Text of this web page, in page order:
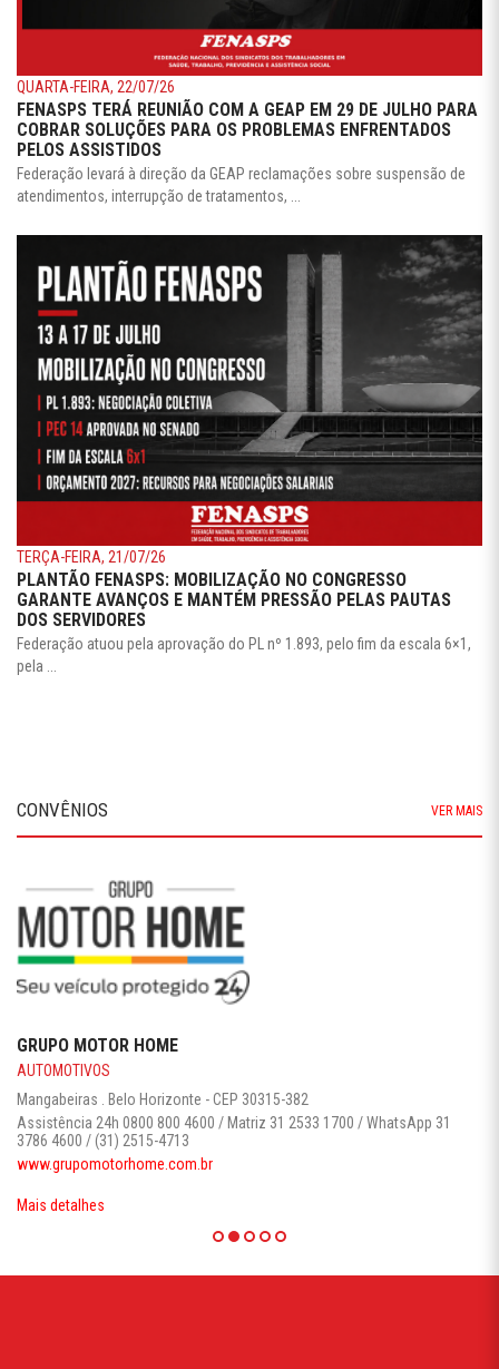
QUARTA-FEIRA, 22/07/26
FENASPS TERÁ REUNIÃO COM A GEAP EM 29 DE JULHO PARA
COBRAR SOLUÇÕES PARA OS PROBLEMAS ENFRENTADOS
PELOS ASSISTIDOS
Federação levará à direção da GEAP reclamações sobre suspensão de
atendimentos, interrupção de tratamentos, ...
TERÇA-FEIRA, 21/07/26
PLANTÃO FENASPS: MOBILIZAÇÃO NO CONGRESSO
GARANTE AVANÇOS E MANTÉM PRESSÃO PELAS PAUTAS
DOS SERVIDORES
Federação atuou pela aprovação do PL nº 1.893, pelo fim da escala 6×1,
pela ...
CONVÊNIOS VER MAIS
GRUPO MOTOR HOME
AUTOMOTIVOS
Mangabeiras . Belo Horizonte - CEP 30315-382
Assistência 24h 0800 800 4600 / Matriz 31 2533 1700 / WhatsApp 31
3786 4600 / (31) 2515-4713
www.grupomotorhome.com.br
Mais detalhes